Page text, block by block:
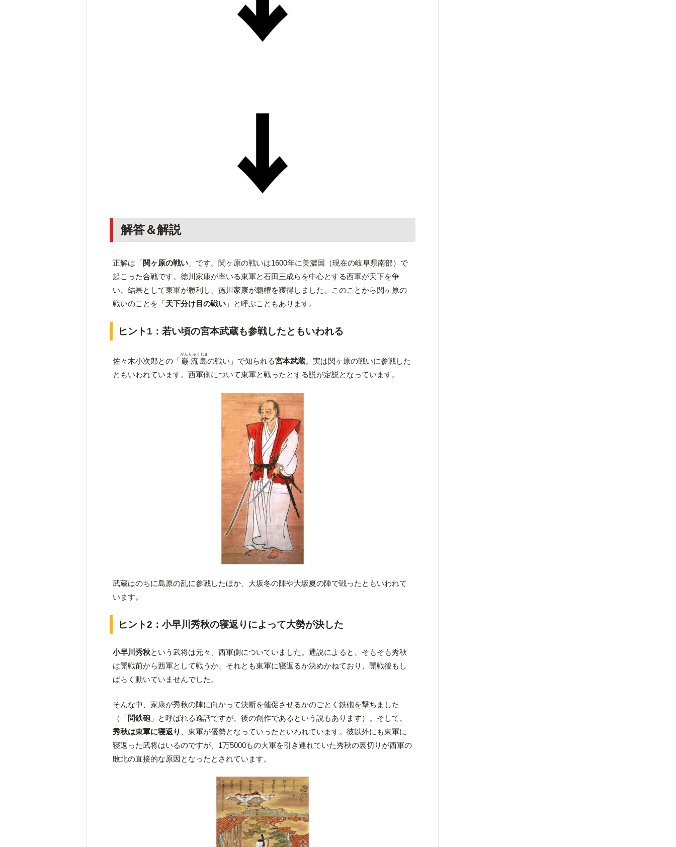
解答＆解説
正解は「関ヶ原の戦い 」です。関ヶ原の戦いは1600年に美濃国（現在の岐阜県南部）で
起こった合戦です。徳川家康が率いる東軍と石田三成らを中心とする西軍が天下を争
い、結果として東軍が勝利し、徳川家康が覇権を獲得しました。このことから関ヶ原の
戦いのことを「天下分け目の戦い 」と呼ぶこともあります。
ヒント1 ：若い頃の宮本武蔵も参戦したともいわれる
佐々木小次郎との「巌流島
がんりゅうじま
の戦い」で知られる宮本武蔵。実は関ヶ原の戦いに参戦した
ともいわれています。西軍側について東軍と戦ったとする説が定説となっています。
武蔵はのちに島原の乱に参戦したほか、大坂冬の陣や大坂夏の陣で戦ったともいわれて
います。
ヒント2 ：小早川秀秋の寝返りによって大勢が決した
小早川秀秋という武将は元々、西軍側についていました。通説によると、そもそも秀秋
は開戦前から西軍として戦うか、それとも東軍に寝返るか決めかねており、開戦後もし
ばらく動いていませんでした。
そんな中、家康が秀秋の陣に向かって決断を催促させるかのごとく鉄砲を撃ちました
（「問鉄砲」と呼ばれる逸話ですが、後の創作であるという説もあります）。そして、
秀秋は東軍に寝返り
、東軍が優勢となっていったといわれています。彼以外にも東軍に
寝返った武将はいるのですが、1万5000もの大軍を引き連れていた秀秋の裏切りが西軍の
敗北の直接的な原因となったとされています。